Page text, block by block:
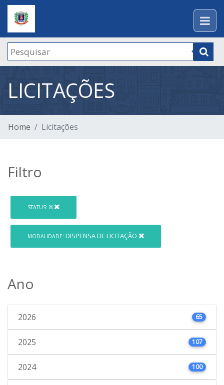
LICITAÇÕES
Home Licitações
Filtro
STATUS: 8
MODALIDADE: DISPENSA DE LICITAÇÃO
Ano
2026 65
2025 107
2024 100